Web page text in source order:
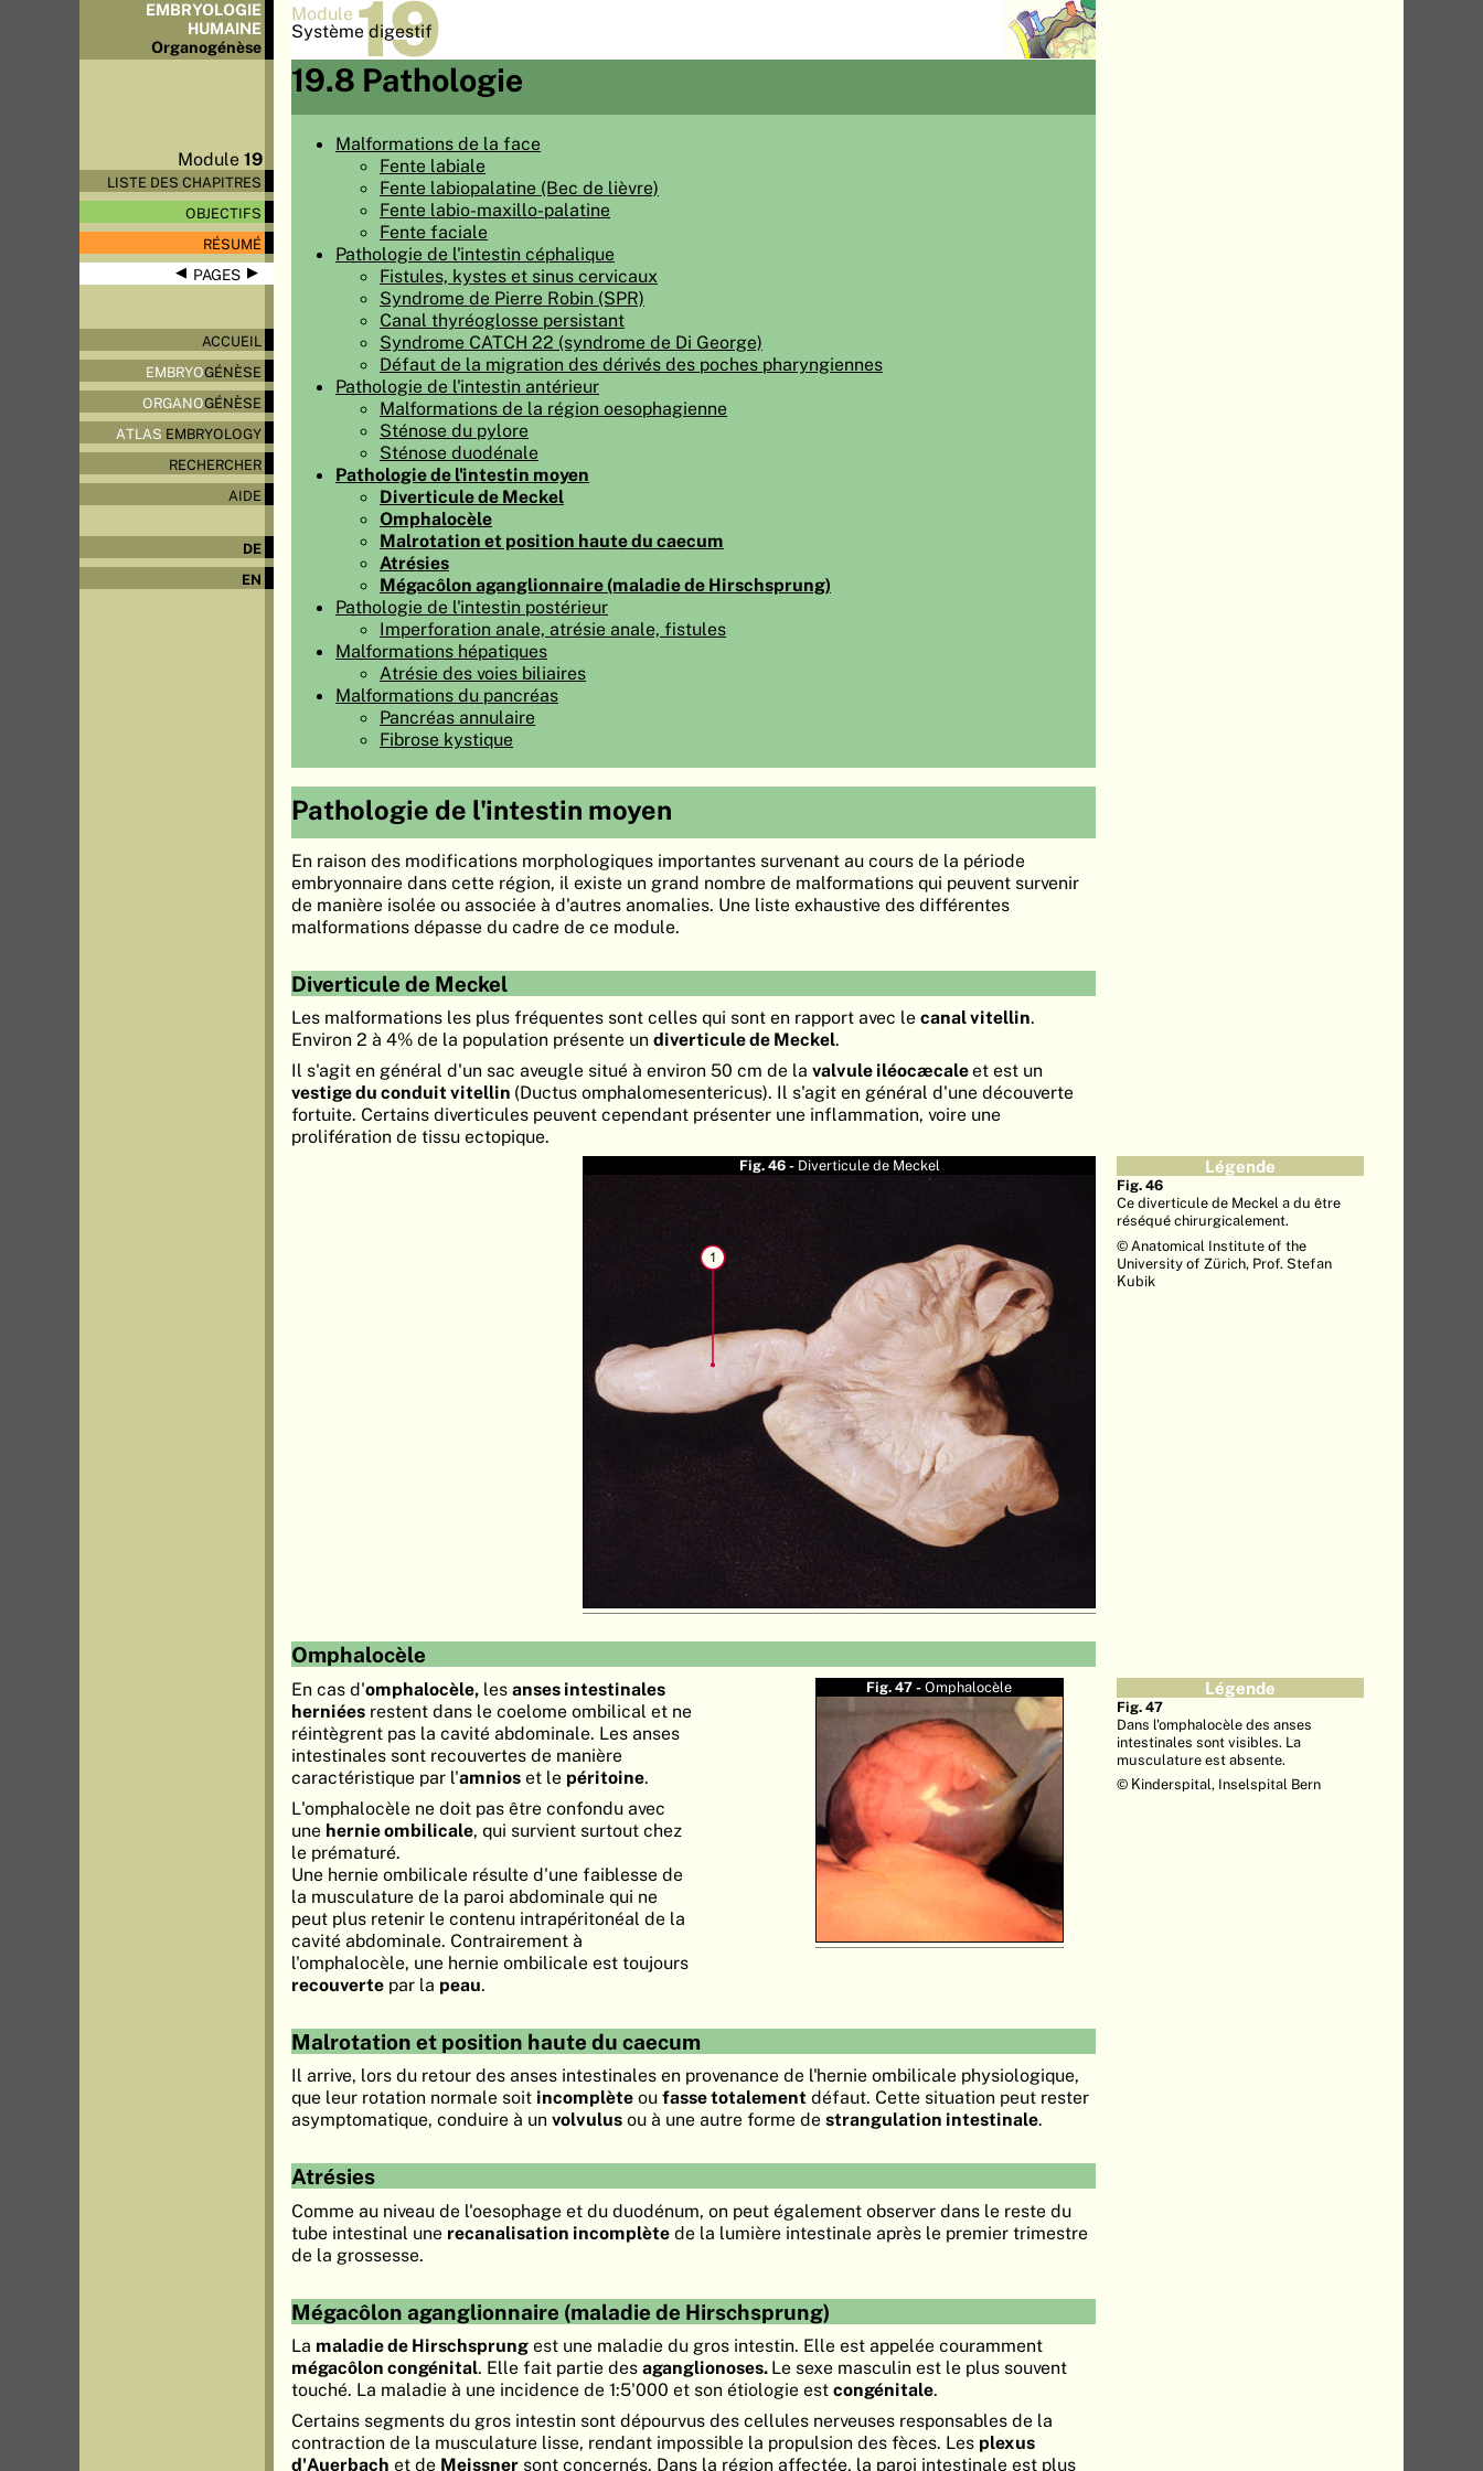
EMBRYOLOGIE
HUMAINE
Organogénèse
Module19
LISTE DES CHAPITRES
OBJECTIFS
RÉSUMÉ
◀ PAGES▶
ACCUEIL
EMBRYOGÉNÈSE
ORGANOGÉNÈSE
ATLAS EMBRYOLOGY
RECHERCHER
AIDE
DE
EN
Module 19
Système digestif
19.8 Pathologie
Malformations de la face
Fente labiale
Fente labiopalatine (Bec de lièvre)
Fente labio-maxillo-palatine
Fente faciale
Pathologie de l'intestin céphalique
Fistules, kystes et sinus cervicaux
Syndrome de Pierre Robin (SPR)
Canal thyréoglosse persistant
Syndrome CATCH 22 (syndrome de Di George)
Défaut de la migration des dérivés des poches pharyngiennes
Pathologie de l'intestin antérieur
Malformations de la région oesophagienne
Sténose du pylore
Sténose duodénale
Pathologie de l'intestin moyen
Diverticule de Meckel
Omphalocèle
Malrotation et position haute du caecum
Atrésies
Mégacôlon aganglionnaire (maladie de Hirschsprung)
Pathologie de l'intestin postérieur
Imperforation anale, atrésie anale, fistules
Malformations hépatiques
Atrésie des voies biliaires
Malformations du pancréas
Pancréas annulaire
Fibrose kystique
Pathologie de l'intestin moyen
En raison des modifications morphologiques importantes survenant au cours de la période
embryonnaire dans cette région, il existe un grand nombre de malformations qui peuvent survenir
de manière isolée ou associée à d'autres anomalies. Une liste exhaustive des différentes
malformations dépasse du cadre de ce module.
Diverticule de Meckel
Les malformations les plus fréquentes sont celles qui sont en rapport avec le canal vitellin.
Environ 2 à 4% de la population présente un diverticule de Meckel.
Il s'agit en général d'un sac aveugle situé à environ 50 cm de la valvule iléocæcaleet est un
vestige du conduit vitellin (Ductus omphalomesentericus). Il s'agit en général d'une découverte
fortuite. Certains diverticules peuvent cependant présenter une inflammation, voire une
prolifération de tissu ectopique.
Fig. 46 - Diverticule de Meckel Légende
Fig. 46
Ce diverticule de Meckel a du être
réséqué chirurgicalement.
© Anatomical Institute of the
University of Zürich, Prof. Stefan
Kubik
Omphalocèle
En cas d'omphalocèle, les anses intestinales
herniées restent dans le coelome ombilical et ne
réintègrent pas la cavité abdominale. Les anses
intestinales sont recouvertes de manière
caractéristique par l'amnios et le péritoine.
L'omphalocèle ne doit pas être confondu avec
une hernie ombilicale, qui survient surtout chez
le prématuré.
Une hernie ombilicale résulte d'une faiblesse de
la musculature de la paroi abdominale qui ne
peut plus retenir le contenu intrapéritonéal de la
cavité abdominale. Contrairement à
l'omphalocèle, une hernie ombilicale est toujours
recouverte par la peau.
Fig. 47 -Omphalocèle Légende
Fig. 47
Dans l'omphalocèle des anses
intestinales sont visibles. La
musculature est absente.
© Kinderspital, Inselspital Bern
Malrotation et position haute du caecum
Il arrive, lors du retour des anses intestinales en provenance de l'hernie ombilicale physiologique,
que leur rotation normale soit incomplète ou fasse totalement défaut. Cette situation peut rester
asymptomatique, conduire à un volvulus ou à une autre forme de strangulation intestinale.
Atrésies
Comme au niveau de l'oesophage et du duodénum, on peut également observer dans le reste du
tube intestinal une recanalisation incomplète de la lumière intestinale après le premier trimestre
de la grossesse.
Mégacôlon aganglionnaire (maladie de Hirschsprung)
La maladie de Hirschsprung est une maladie du gros intestin. Elle est appelée couramment
mégacôlon congénital. Elle fait partie des aganglionoses. Le sexe masculin est le plus souvent
touché. La maladie à une incidence de 1:5'000 et son étiologie est congénitale.
Certains segments du gros intestin sont dépourvus des cellules nerveuses responsables de la
contraction de la musculature lisse, rendant impossible la propulsion des fèces. Les plexus
d'Auerbach et de Meissner sont concernés. Dans la région affectée, la paroi intestinale est plus